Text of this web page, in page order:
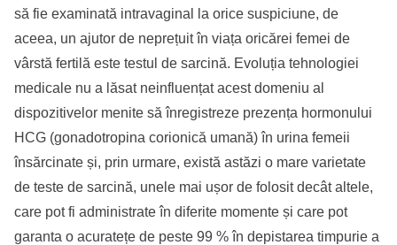
să fie examinată intravaginal la orice suspiciune, de
aceea, un ajutor de neprețuit în viața oricărei femei de
vârstă fertilă este testul de sarcină. Evoluția tehnologiei
medicale nu a lăsat neinfluențat acest domeniu al
dispozitivelor menite să înregistreze prezența hormonului
HCG (gonadotropina corionică umană) în urina femeii
însărcinate și, prin urmare, există astăzi o mare varietate
de teste de sarcină, unele mai ușor de folosit decât altele,
care pot fi administrate în diferite momente și care pot
garanta o acuratețe de peste 99 % în depistarea timpurie a